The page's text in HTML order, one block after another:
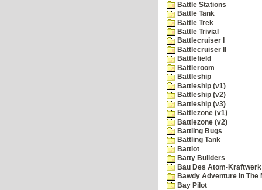
Battle Stations
Battle Tank
Battle Trek
Battle Trivial
Battlecruiser I
Battlecruiser II
Battlefield
Battleroom
Battleship
Battleship (v1)
Battleship (v2)
Battleship (v3)
Battlezone (v1)
Battlezone (v2)
Battling Bugs
Battling Tank
Battlot
Batty Builders
Bau Des Atom-Kraftwerk
Bawdy Adventure In The
Bay Pilot